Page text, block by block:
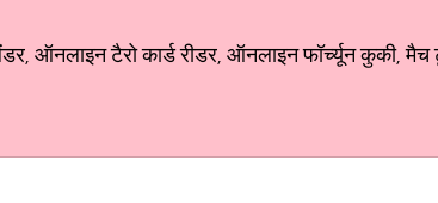
ऑनलाइन टैरो कार्ड रीडर, ऑनलाइन फॉर्च्यून कुकी, मैच